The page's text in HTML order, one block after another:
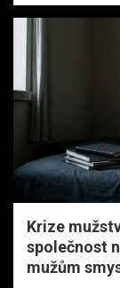
Krize
společnost
mužům